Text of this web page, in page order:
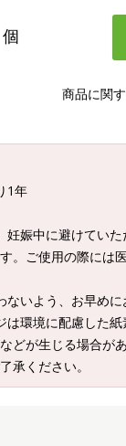
個
商品に関
1年
妊娠中に避けてい
。ご使用の際には
いよう、お早めに
環境に配慮した紙
どが生じる場合が
承ください。